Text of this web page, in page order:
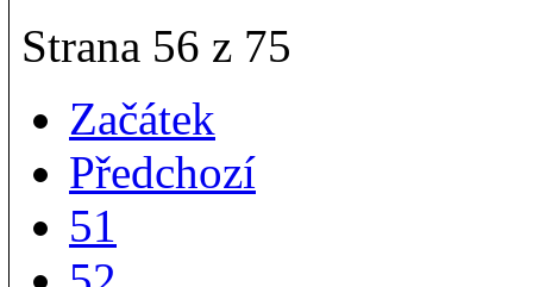
Strana 56 z 75
Začátek
Předchozí
51